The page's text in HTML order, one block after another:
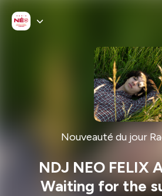
Nouveauté du jour
NDJ NEO FELIX
Waiting for the